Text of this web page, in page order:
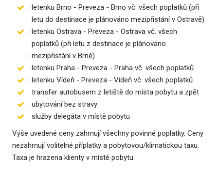
letenku Brno - Preveza - Brno vč. všech poplatků (při
letu do destinace je plánováno mezipřistání v Ostravě)
letenku Ostrava - Preveza - Ostrava vč. všech
poplatků (při letu z destinace je plánováno
mezipřistání v Brně)
letenku Praha - Preveza - Praha vč. všech poplatků
letenku Vídeň - Preveza - Vídeň vč. všech poplatků
transfer autobusem z letiště do místa pobytu a zpět
ubytování bez stravy
služby delegáta v místě pobytu
Výše uvedené ceny zahrnují všechny povinné poplatky. Ceny
nezahrnují volitelné příplatky a pobytovou/klimatickou taxu.
Taxa je hrazena klienty v místě pobytu.